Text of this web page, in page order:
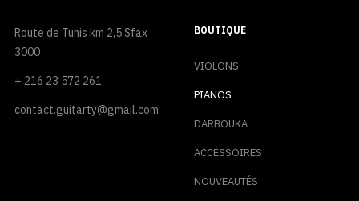
Route de Tunis km 2,5 Sfax
3000
+ 216 23 572 261
contact.guitarty@gmail.com
BOUTIQUE
VIOLONS
PIANOS
DARBOUKA
ACCÉSSOIRES
NOUVEAUTÉS